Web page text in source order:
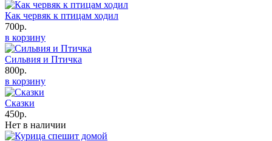
Как червяк к птицам ходил
700р.
в корзину
Сильвия и Птичка
800р.
в корзину
Сказки
450р.
Нет в наличии